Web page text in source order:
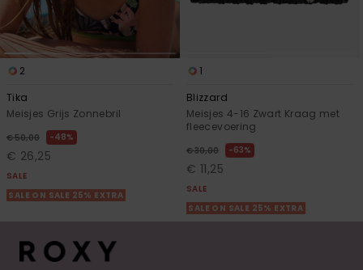
2
Tika
Meisjes Grijs Zonnebril
€ 50,00 48%
€ 26,25
SALE
SALE ON SALE 25% EXTRA
1
Blizzard
Meisjes 4-16 Zwart Kraag met
fleecevoering
€ 30,00 63%
€ 11,25
SALE
SALE ON SALE 25% EXTRA